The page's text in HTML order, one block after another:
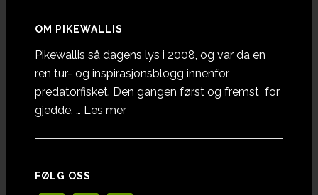
OM PIKEWALLIS
Pikewallis så dagens lys i 2008, og var da en
ren tur- og inspirasjonsblogg innenfor
predatorfisket. Den gangen først og fremst for
gjedde. … Les meromOm
FØLG OSS